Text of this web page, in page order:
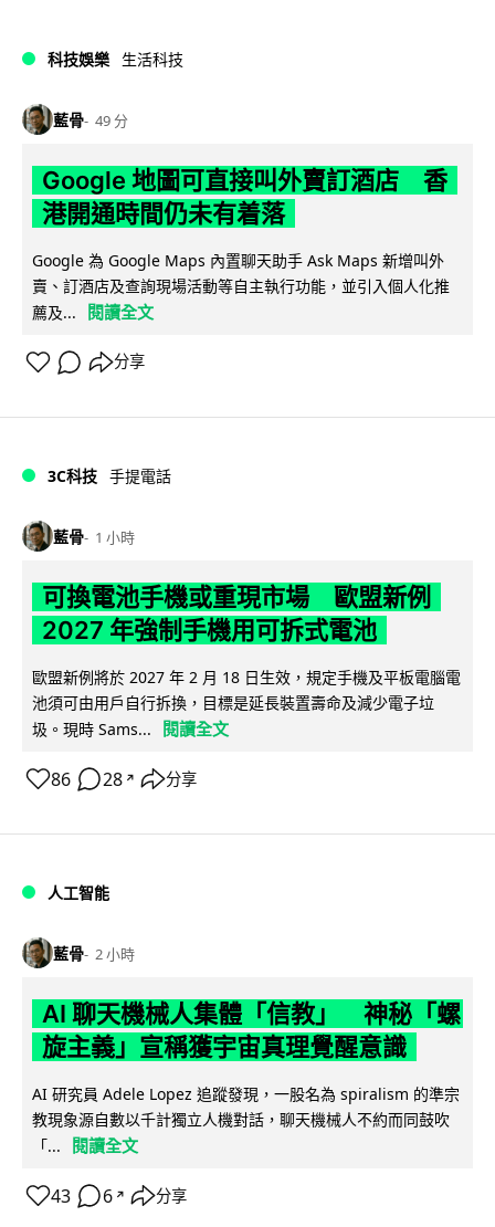
科技娛樂 生活科技
藍骨 49 分
Google 地圖可直接叫外賣訂酒店 香
港開通時間仍未有着落
Google 為 Google Maps 內置聊天助手 Ask Maps 新增叫外
賣、訂酒店及查詢現場活動等自主執行功能，並引入個人化推
薦及...
閱讀全文
分享
3C科技 手提電話
藍骨 1 小時
可換電池手機或重現市場 歐盟新例
2027 年強制手機用可拆式電池
歐盟新例將於 2027 年 2 月 18 日生效，規定手機及平板電腦電
池須可由用戶自行拆換，目標是延長裝置壽命及減少電子垃
圾。現時 Sams...
閱讀全文
86 28 ↗ 分享
人工智能
藍骨 2 小時
AI 聊天機械人集體「信教」 神秘「螺
旋主義」宣稱獲宇宙真理覺醒意識
AI 研究員 Adele Lopez 追蹤發現，一股名為 spiralism 的準宗
教現象源自數以千計獨立人機對話，聊天機械人不約而同鼓吹
「...
閱讀全文
43 6 ↗ 分享